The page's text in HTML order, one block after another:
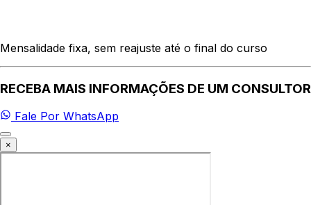
Mensalidade fixa, sem reajuste até o final do curso
RECEBA MAIS INFORMAÇÕES DE UM CONSULTOR
Fale Por WhatsApp
×